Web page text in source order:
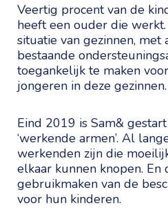
Veertig procent van de
heeft een ouder die werkt.
situatie van gezinnen, met
bestaande
toegankelijk te maken
jongeren in deze gezinnen.
Eind 2019 is Sam&
‘werkende armen’. Al
werkenden zijn die
elkaar kunnen knopen.
gebruikmaken van de
voor hun kinderen.